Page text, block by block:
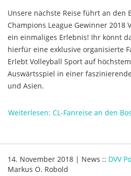
Unsere nächste Reise führt an den
Champions League Gewinner 2018
ein einmaliges Erlebnis! Ihr könnt
hierfür eine exklusive organisierte
Erlebt Volleyball Sport auf
Auswärtsspiel in einer
und Asien.
Weiterlesen: CL-Fanreise an den
14. November 2018 | News :: DVV
Markus O. Robold